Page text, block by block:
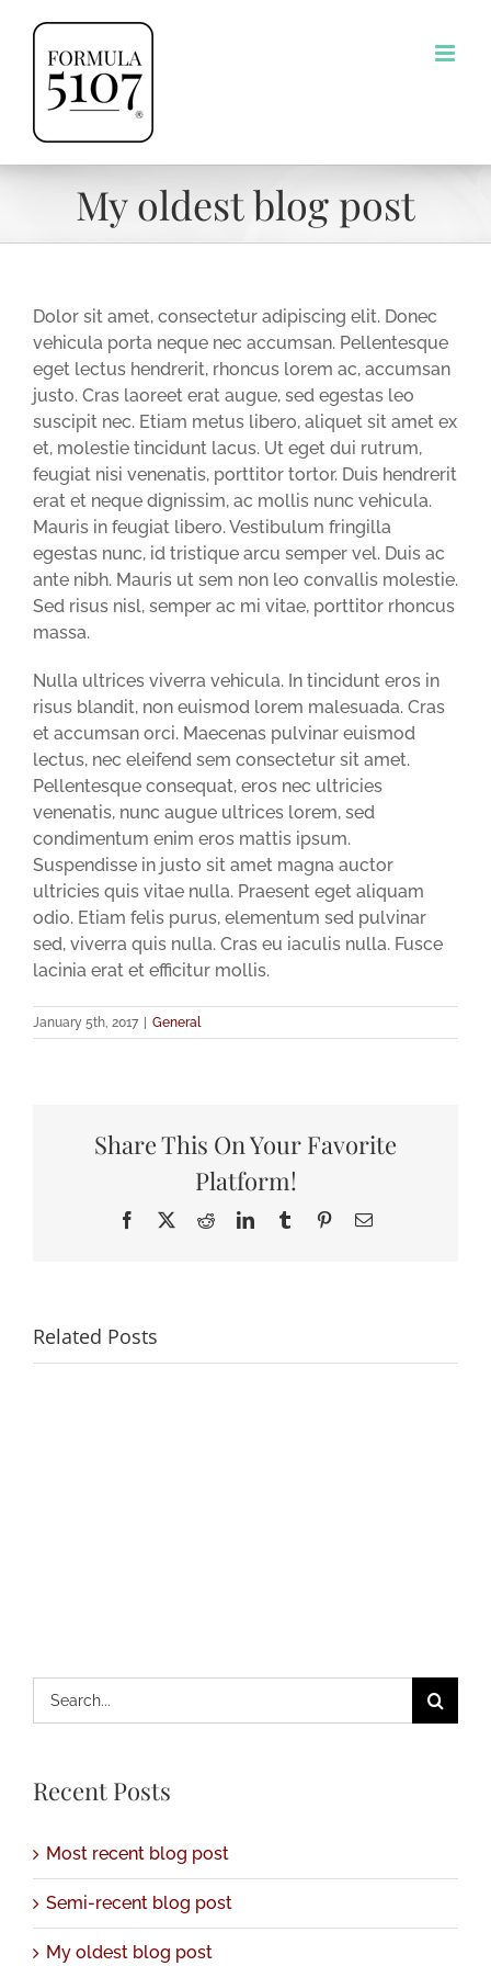
content
My oldest blog post
Dolor sit amet, consectetur adipiscing elit. Donec
vehicula porta neque nec accumsan. Pellentesque
eget lectus hendrerit, rhoncus lorem ac, accumsan
justo. Cras laoreet erat augue, sed egestas leo
suscipit nec. Etiam metus libero, aliquet sit amet ex
et, molestie tincidunt lacus. Ut eget dui rutrum,
feugiat nisi venenatis, porttitor tortor. Duis hendrerit
erat et neque dignissim, ac mollis nunc vehicula.
Mauris in feugiat libero. Vestibulum fringilla
egestas nunc, id tristique arcu semper vel. Duis ac
ante nibh. Mauris ut sem non leo convallis molestie.
Sed risus nisl, semper ac mi vitae, porttitor rhoncus
massa.
Nulla ultrices viverra vehicula. In tincidunt eros in
risus blandit, non euismod lorem malesuada. Cras
et accumsan orci. Maecenas pulvinar euismod
lectus, nec eleifend sem consectetur sit amet.
Pellentesque consequat, eros nec ultricies
venenatis, nunc augue ultrices lorem, sed
condimentum enim eros mattis ipsum.
Suspendisse in justo sit amet magna auctor
ultricies quis vitae nulla. Praesent eget aliquam
odio. Etiam felis purus, elementum sed pulvinar
sed, viverra quis nulla. Cras eu iaculis nulla. Fusce
lacinia erat et efficitur mollis.
January 5th, 2017 General
Share This On Your Favorite
Platform!
Facebook RedditLinkedInTumblr PinterestEmail
Related Posts
Search
Recent Posts
Most recent blog post
Semi-recent blog post
My oldest blog post